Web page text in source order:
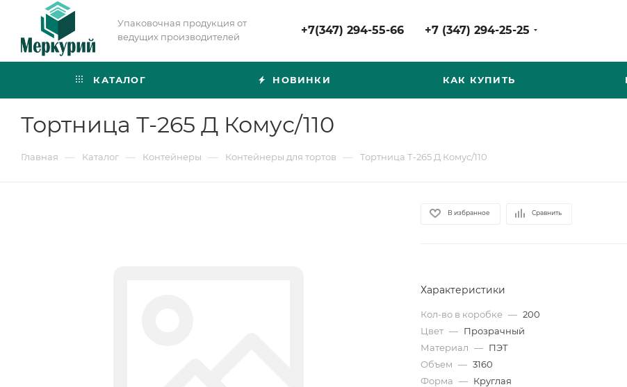
Упаковочная продукция от
ведущих производителей
+7(347) 294-55-66 +7 (347) 294-25-25
КАТАЛОГ НОВИНКИ КАК КУПИТЬ
Тортница Т-265 Д Комус/110
Главная — Каталог — Контейнеры — Контейнеры для тортов — Тортница Т-265 Д Комус/110
В избранное Сравнить
Характеристики
Кол-во в коробке — 200
Цвет — Прозрачный
Материал — ПЭТ
Объем — 3160
Форма — Круглая